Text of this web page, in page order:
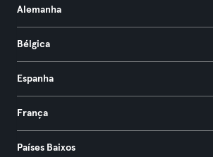
Alemanha
Bélgica
Espanha
França
Países Baixos